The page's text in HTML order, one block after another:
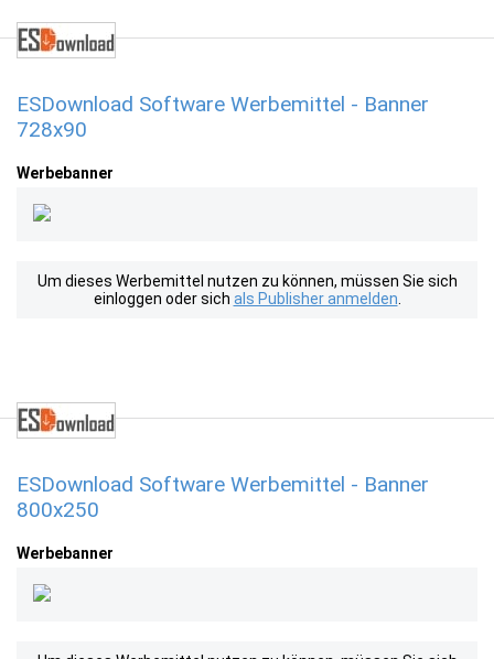
ESDownload Software Werbemittel - Banner
728x90
Werbebanner
Um dieses Werbemittel nutzen zu können, müssen Sie sich
einloggen oder sich als Publisher anmelden
ESDownload Software Werbemittel - Banner
800x250
Werbebanner